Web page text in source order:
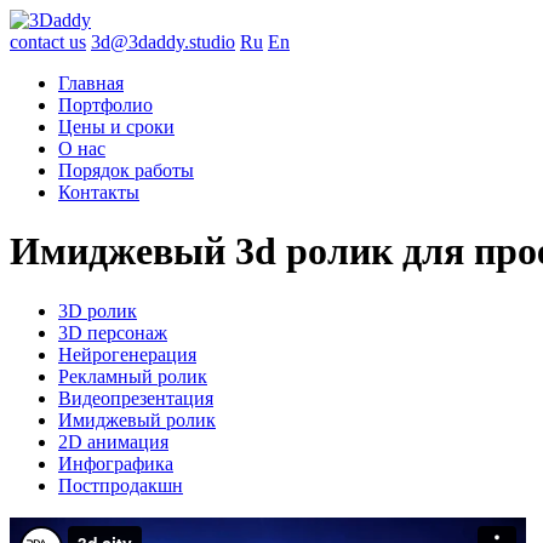
contact us 3d@3daddy.studio Ru En
Главная
Портфолио
Цены и сроки
О нас
Порядок работы
Контакты
Имиджевый 3d ролик для
3D ролик
3D персонаж
Нейрогенерация
Рекламный ролик
Видеопрезентация
Имиджевый ролик
2D анимация
Инфографика
Постпродакшн